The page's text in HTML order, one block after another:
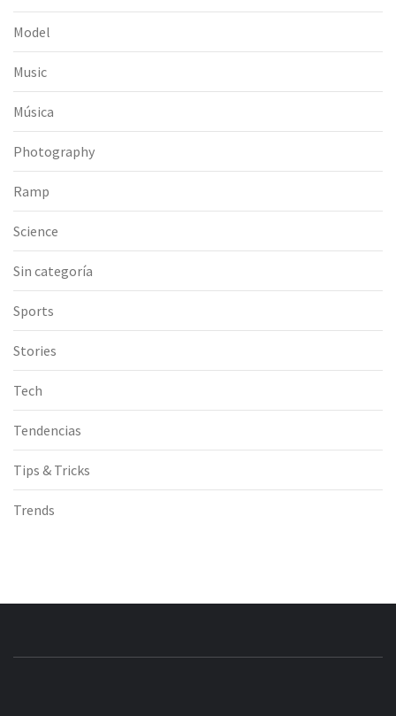
Model
Music
Música
Photography
Ramp
Science
Sin categoría
Sports
Stories
Tech
Tendencias
Tips & Tricks
Trends